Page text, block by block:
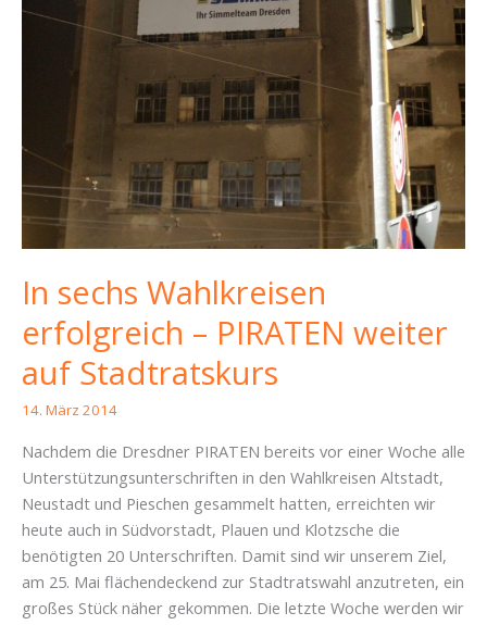
In sechs Wahlkreisen
erfolgreich – PIRATEN weiter
auf Stadtratskurs
14. März 2014
Nachdem die Dresdner PIRATEN bereits vor einer Woche alle
Unterstützungsunterschriften in den Wahlkreisen Altstadt,
Neustadt und Pieschen gesammelt hatten, erreichten wir
heute auch in Südvorstadt, Plauen und Klotzsche die
benötigten 20 Unterschriften. Damit sind wir unserem Ziel,
am 25. Mai flächendeckend zur Stadtratswahl anzutreten, ein
großes Stück näher gekommen. Die letzte Woche werden wir